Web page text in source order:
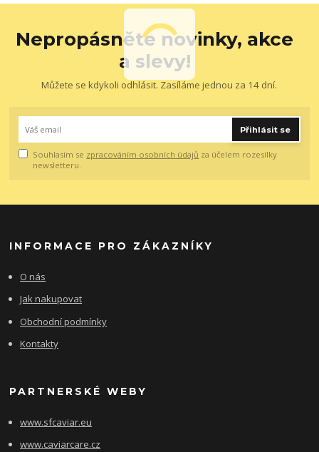
Nepropásněte novinky, akce
a slevy!
Můžete se kdykoli odhlásit. Zasíláme jednou za 14 dní.
Přihlásit se
Souhlasím se zpracováním osobních údajů za účelem rozesílky
newsletteru.
INFORMACE PRO ZÁKAZNÍKY
O nás
Jak nakupovat
Obchodní podmínky
Kontakty
PARTNERSKÉ WEBY
www.sfcaviar.eu
www.caviarcare.cz